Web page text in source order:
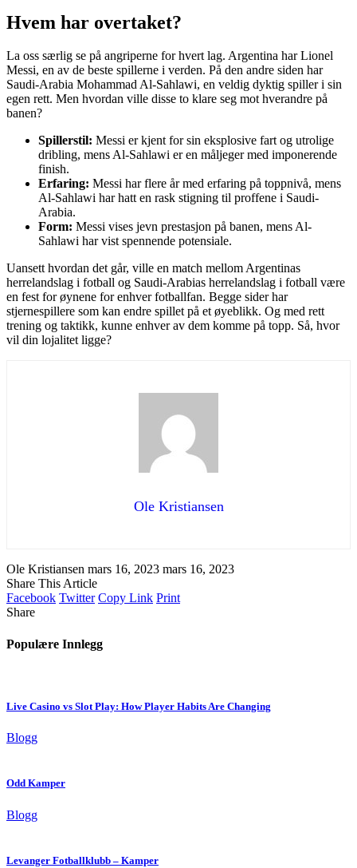
Hvem har overtaket?
La oss særlig se på angriperne for hvert lag. Argentina har Lionel
Messi, en av de beste spillerne i verden. På den andre siden har
Saudi-Arabia Mohammad Al-Sahlawi, en veldig dyktig spiller i sin
egen rett. Men hvordan ville disse to klare seg mot hverandre på
banen?
Spillerstil: Messi er kjent for sin eksplosive fart og utrolige
dribling, mens Al-Sahlawi er en måljeger med imponerende
finish.
Erfaring: Messi har flere år med erfaring på toppnivå, mens
Al-Sahlawi har hatt en rask stigning til proffene i Saudi-
Arabia.
Form: Messi vises jevn prestasjon på banen, mens Al-
Sahlawi har vist spennende potensiale.
Uansett hvordan det går, ville en match mellom Argentinas
herrelandslag i fotball og Saudi-Arabias herrelandslag i fotball være
en fest for øynene for enhver fotballfan. Begge sider har
stjernespillere som kan endre spillet på et øyeblikk. Og med rett
trening og taktikk, kunne enhver av dem komme på topp. Så, hvor
vil din lojalitet ligge?
Ole Kristiansen
Ole Kristiansen mars 16, 2023 mars 16, 2023
Share This Article
Facebook Twitter Copy Link Print
Share
Populære Innlegg
Live Casino vs Slot Play: How Player Habits Are Changing
Blogg
Odd Kamper
Blogg
Levanger Fotballklubb – Kamper